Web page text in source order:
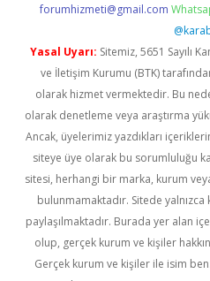
forumhizmeti@gmail.com
Yasal Uyarı: Sitemiz, 5651 Sayılı
ve İletişim Kurumu (BTK)
olarak hizmet vermektedir. Bu
olarak denetleme veya araştırma
Ancak, üyelerimiz yazdıkları
siteye üye olarak bu sorumluluğu
sitesi, herhangi bir marka, kurum
bulunmamaktadır. Sitede yalnızca
paylaşılmaktadır. Burada yer alan
olup, gerçek kurum ve kişiler
Gerçek kurum ve kişiler ile isim